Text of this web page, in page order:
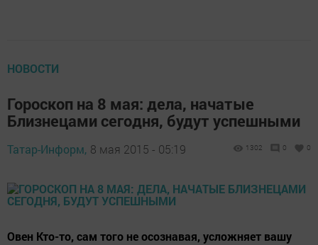
НОВОСТИ
Гороскоп на 8 мая: дела, начатые
Близнецами сегодня, будут успешными
Татар-Информ, 8 мая 2015 - 05:19 1302 0 0
Овен Кто-то, сам того не осознавая, усложняет вашу